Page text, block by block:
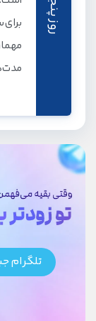
روز پنجم
تلگرام